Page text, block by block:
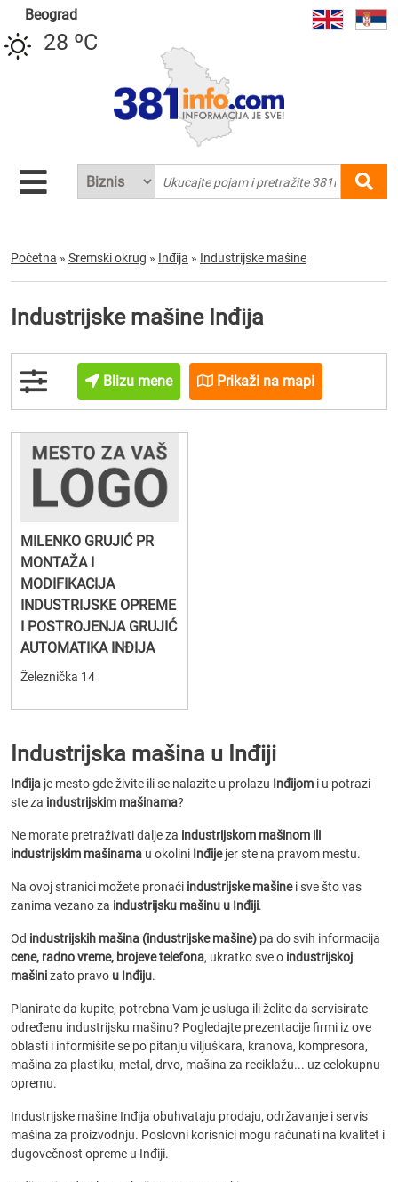
Beograd
28 ºC
Početna » Sremski okrug » Inđija » Industrijske mašine
Industrijske mašine Inđija
Blizu mene Prikaži na mapi
MILENKO GRUJIĆ PR
MONTAŽA I
MODIFIKACIJA
INDUSTRIJSKE OPREME
I POSTROJENJA GRUJIĆ
AUTOMATIKA INĐIJA
Železnička 14
Industrijska mašina u Inđiji
Inđija je mesto gde živite ili se nalazite u prolazu Inđijom i u potrazi
ste za industrijskim mašinama?
Ne morate pretraživati dalje za industrijskom mašinom ili
industrijskim mašinama u okolini Inđijejer ste na pravom mestu.
Na ovoj stranici možete pronaći industrijske mašinei sve što vas
zanima vezano za industrijsku mašinu u Inđiji.
Od industrijskih mašina (industrijske mašine) pa do svih informacija
cene, radno vreme, brojeve telefona, ukratko sve o industrijskoj
mašinizato pravo u Inđiju.
Planirate da kupite, potrebna Vam je usluga ili želite da servisirate
određenu industrijsku mašinu? Pogledajte prezentacije firmi iz ove
oblasti i informišite se po pitanju viljuškara, kranova, kompresora,
mašina za plastiku, metal, drvo, mašina za reciklažu... uz celokupnu
opremu.
Industrijske mašine Inđija obuhvataju prodaju, održavanje i servis
mašina za proizvodnju. Poslovni korisnici mogu računati na kvalitet i
dugovečnost opreme u Inđiji.